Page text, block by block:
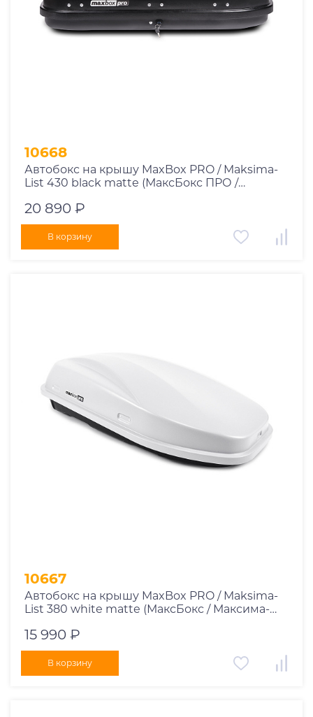
10668
Автобокс на крышу MaxBox PRO / Maksima-
List 430 black matte (МаксБокс ПРО /
20 890 ₽
В корзину
10667
Автобокс на крышу MaxBox PRO / Maksima-
List 380 white matte (МаксБокс / Максима-
15 990 ₽
В корзину